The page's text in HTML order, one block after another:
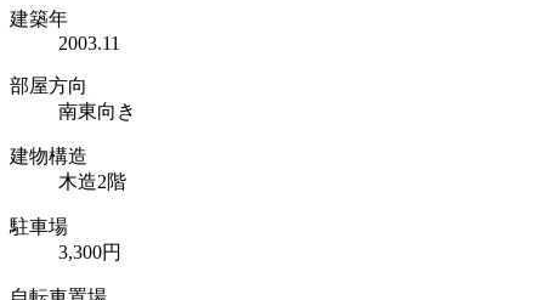
建築年
2003.11
部屋方向
南東向き
建物構造
木造2階
駐車場
3,300円